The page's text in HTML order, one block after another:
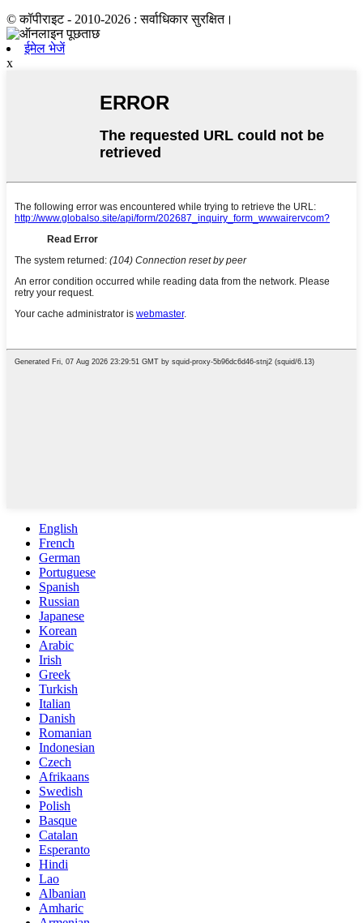
© कॉपीराइट - 2010-2026 : सर्वाधिकार सुरक्षित।
ईमेल भेजें
x
English
French
German
Portuguese
Spanish
Russian
Japanese
Korean
Arabic
Irish
Greek
Turkish
Italian
Danish
Romanian
Indonesian
Czech
Afrikaans
Swedish
Polish
Basque
Catalan
Esperanto
Hindi
Lao
Albanian
Amharic